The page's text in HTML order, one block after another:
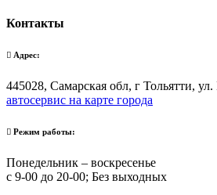
Контакты
Адрес:
445028, Самарская обл, г Тольятти, ул.
автосервис на карте города
Режим работы:
Понедельник – воскресенье
с 9-00 до 20-00; Без выходных